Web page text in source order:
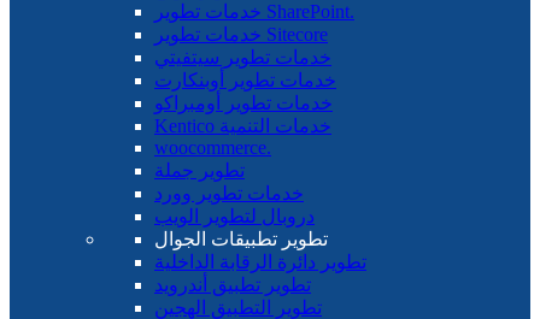
خدمات تطوير SharePoint.
خدمات تطوير Sitecore
خدمات تطوير سيتفيتي
خدمات تطوير أوبنكارت
خدمات تطوير أومبراكو
Kentico خدمات التنمية
woocommerce.
تطوير جملة
خدمات تطوير وورد
دروبال لتطوير الويب
تطوير تطبيقات الجوال
تطوير دائرة الرقابة الداخلية
تطوير تطبيق أندرويد
تطوير التطبيق الهجين